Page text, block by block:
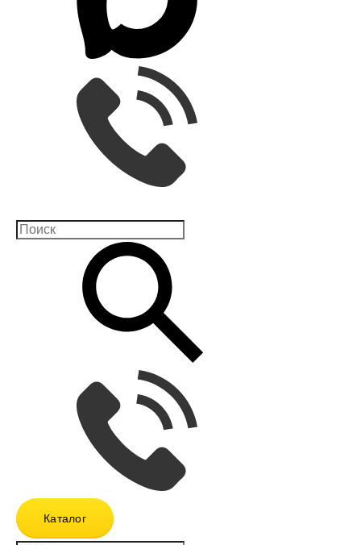
Каталог